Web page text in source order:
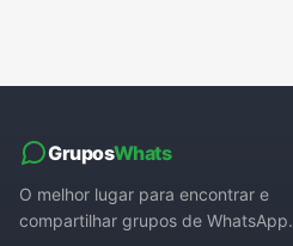
GruposWhats
O melhor lugar para encontrar e
compartilhar grupos de WhatsApp.